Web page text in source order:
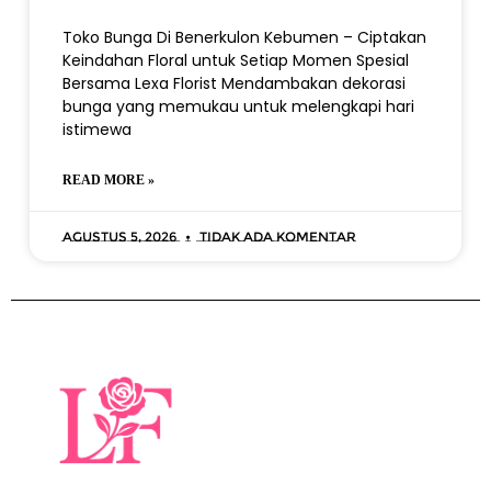
Toko Bunga Di Benerkulon Kebumen – Ciptakan
Keindahan Floral untuk Setiap Momen Spesial
Bersama Lexa Florist Mendambakan dekorasi
bunga yang memukau untuk melengkapi hari
istimewa
READ MORE »
Agustus 5, 2026 Tidak ada komentar